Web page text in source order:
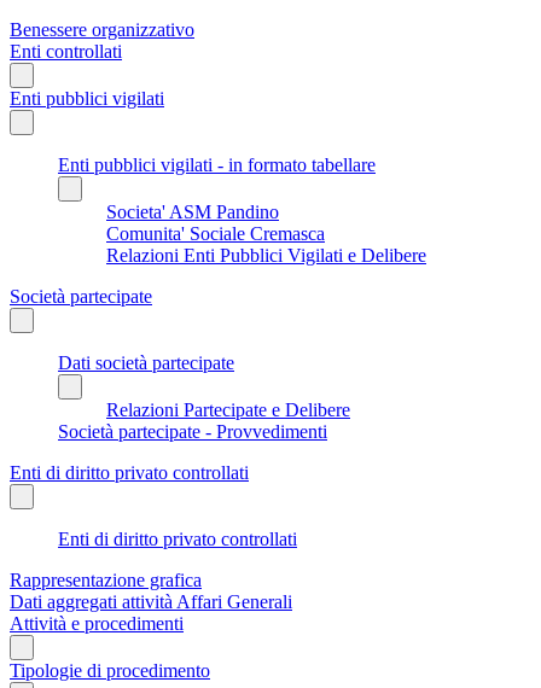
Benessere organizzativo
Enti controllati
Enti pubblici vigilati
Enti pubblici vigilati - in formato tabellare
Societa' ASM Pandino
Comunita' Sociale Cremasca
Relazioni Enti Pubblici Vigilati e Delibere
Società partecipate
Dati società partecipate
Relazioni Partecipate e Delibere
Società partecipate - Provvedimenti
Enti di diritto privato controllati
Enti di diritto privato controllati
Rappresentazione grafica
Dati aggregati attività Affari Generali
Attività e procedimenti
Tipologie di procedimento